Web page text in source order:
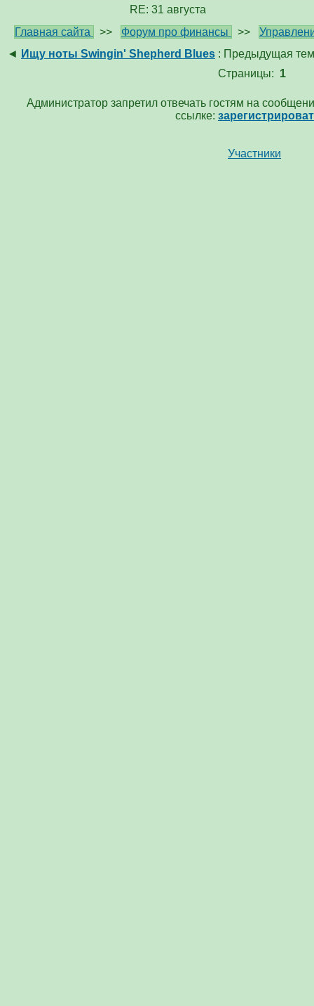
RE: 31 августа
Главная сайта
>> Форум про финансы >>
◄ Ищу ноты Swingin' Shepherd Blues : Предыдущая
Страницы: 1
Администратор запретил отвечать гостям на
ссылке:
Участники